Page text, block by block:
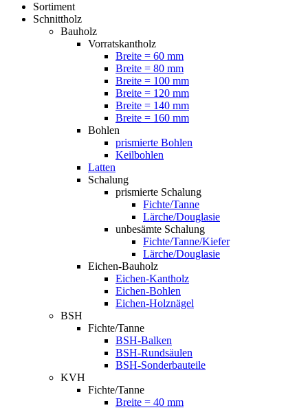
Sortiment
Schnittholz
Bauholz
Vorratskantholz
Breite = 60 mm
Breite = 80 mm
Breite = 100 mm
Breite = 120 mm
Breite = 140 mm
Breite = 160 mm
Bohlen
prismierte Bohlen
Keilbohlen
Latten
Schalung
prismierte Schalung
Fichte/Tanne
Lärche/Douglasie
unbesämte Schalung
Fichte/Tanne/Kiefer
Lärche/Douglasie
Eichen-Bauholz
Eichen-Kantholz
Eichen-Bohlen
Eichen-Holznägel
BSH
Fichte/Tanne
BSH-Balken
BSH-Rundsäulen
BSH-Sonderbauteile
KVH
Fichte/Tanne
Breite = 40 mm